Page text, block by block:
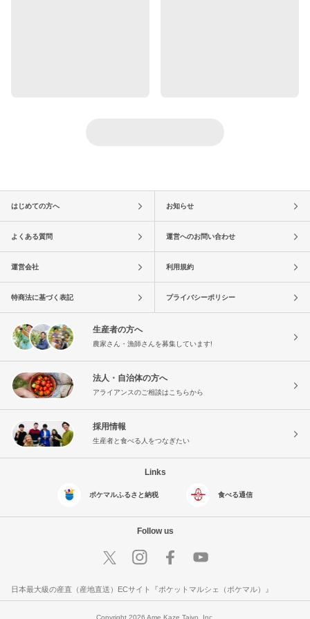
はじめての方へ お知らせ
よくある質問 運営へのお問い合わせ
運営会社 利用規約
特商法に基づく表記 プライバシーポリシー
生産者の方へ
農家さん・漁師さんを募集しています!
法人・自治体の方へ
アライアンスのご相談はこちらから
採用情報
生産者と食べる人をつなぎたい
Links
ポケマルふるさと納税 食べる通信
Follow us
日本最大級の産直（産地直送）ECサイト『ポケットマルシェ（ポケマル）』
Copyright 2026 Ame Kaze Taiyo, Inc.